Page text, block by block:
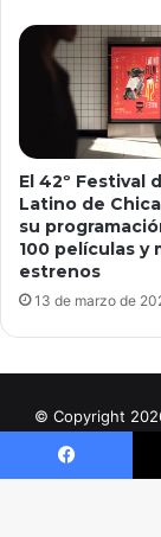
El 42º Festival
Latino de
su
100 películas y
estrenos
13 de marzo de
© Copyright
Digital
Facebook X